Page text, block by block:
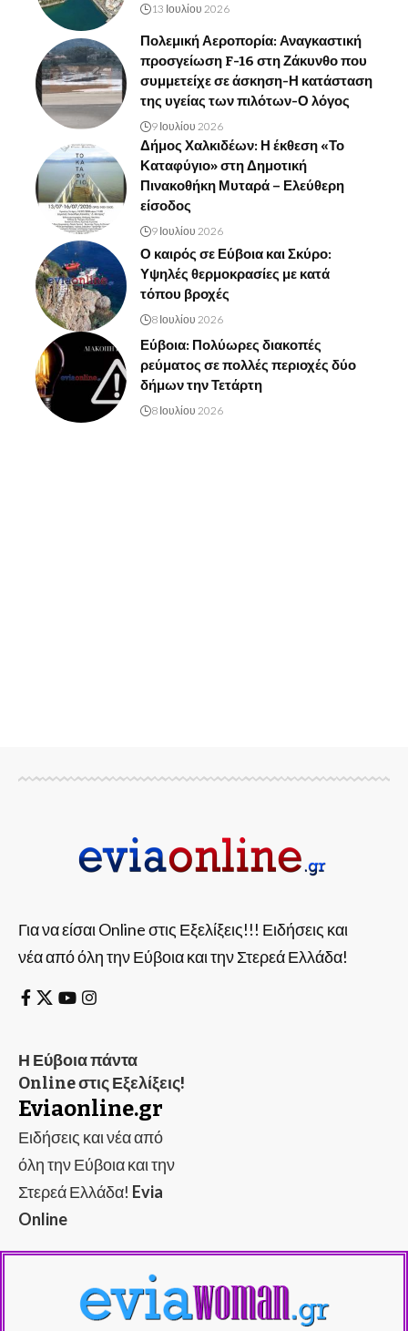
13 Ιουλίου 2026
Πολεμική Αεροπορία: Αναγκαστική
προσγείωση F-16 στη Ζάκυνθο που
συμμετείχε σε άσκηση-Η κατάσταση
της υγείας των πιλότων-Ο λόγος
9 Ιουλίου 2026
Δήμος Χαλκιδέων: Η έκθεση «Το
Καταφύγιο» στη Δημοτική
Πινακοθήκη Μυταρά – Ελεύθερη
είσοδος
9 Ιουλίου 2026
Ο καιρός σε Εύβοια και Σκύρο:
Υψηλές θερμοκρασίες με κατά
τόπου βροχές
8 Ιουλίου 2026
Εύβοια: Πολύωρες διακοπές
ρεύματος σε πολλές περιοχές δύο
δήμων την Τετάρτη
8 Ιουλίου 2026
Για να είσαι Online στις Εξελίξεις!!! Ειδήσεις και
νέα από όλη την Εύβοια και την Στερεά Ελλάδα!
Η Εύβοια πάντα
Online στις Εξελίξεις!
Eviaonline.gr
Ειδήσεις και νέα από
όλη την Εύβοια και την
Στερεά Ελλάδα! Evia
Online